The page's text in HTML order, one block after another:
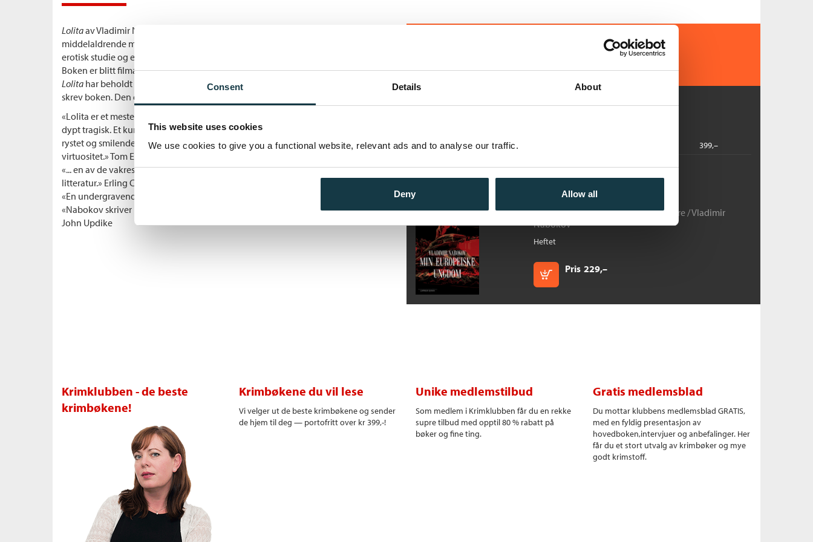
Consent Details About
This website uses cookies
We use cookies to give you a functional website, relevant ads and to analyse our traffic.
Deny Allow all
Lolitaav Vladimir Nabokov er historien om en tragisk lidenskap, om en
middelaldrende manns kjærlighet til en tolv år gammel jente. Den er både en
erotisk studie og en samfunnsatire som savner sidestykke i vår litterære kanon.
Boken er blitt filmatisert flere ganger.
Lolita har beholdt sin provokatoriske kraft i alle årene som har gått siden Nabokov
skrev boken. Den er like omdiskutert i dag som da den kom ut i 1955.
«Lolita er et mesterverk som er gripende og frastøtende, underfundig morsomt og
dypt tragisk. Et kunstverk som, i sin genialitet, forfører deg og som etterlater deg
rystet og smilende, vemmet og leende, og full av beundring for Nabokovs
virtuositet.» Tom Egeland, Dagbladet
«... en av de vakreste, en av de mest lysende kjærlighetsskildringer i moderne
litteratur.» Erling Christie, Aftenposten
«En undergravende, men guddommelig komedie.» Martin Amis
«Nabokov skriver prosa slik den skal skrives, det vil si på en helt ekstatisk måte.»
John Updike
Andre utgaver
Bokmål Nedlastbar lydbok 399,–
Min europeiske ungdom
Cappelen Damms Moderne Klassikere /Vladimir
Nabokov
Heftet
Pris 229,–
Kjøp
Krimklubben - de beste
krimbøkene!
Krimbøkene du vil lese
Vi velger ut de beste krimbøkene og sender
de hjem til deg — portofritt over kr 399,-!
Unike medlemstilbud
Som medlem i Krimklubben får du en rekke
supre tilbud med opptil 80 % rabatt på
bøker og fine ting.
Gratis medlemsblad
Du mottar klubbens medlemsblad GRATIS,
med en fyldig presentasjon av
hovedboken,intervjuer og anbefalinger. Her
får du et stort utvalg av krimbøker og mye
godt krimstoff.